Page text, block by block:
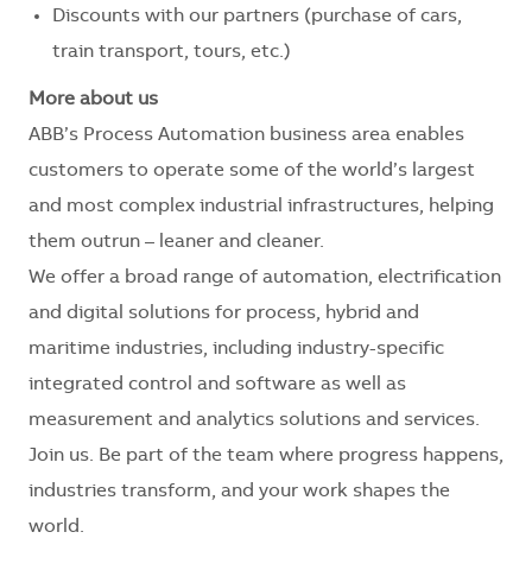
Discounts with our partners (purchase of cars,
train transport, tours, etc.)
More about us
ABB’s Process Automation business area enables
customers to operate some of the world’s largest
and most complex industrial infrastructures, helping
them outrun – leaner and cleaner.
We offer a broad range of automation, electrification
and digital solutions for process, hybrid and
maritime industries, including industry-specific
integrated control and software as well as
measurement and analytics solutions and services.
Join us. Be part of the team where progress happens,
industries transform, and your work shapes the
world.